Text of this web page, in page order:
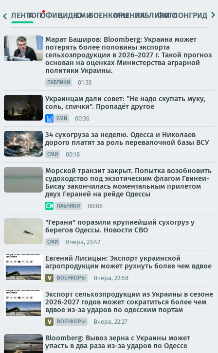
ЛЕНТАТОПОФИЦ.ВИДЕОСМИВОЕНКОРЫМНЕНИЯПАБЛИКИ
ФОТОЛОНГРИДЫ
Марат Баширов: Bloomberg: Украина может
потерять более половины экспорта
сельхозпродукции в 2026–2027 г. Такой прогноз
основан на оценках Министерства аграрной
политики Украины.
ПАБЛИКИ 01:33
Украинцам дали совет: "Не надо скупать муку,
соль, спички". Пропадёт другое
СМИ 00:36
34 сухогруза за неделю. Одесса и Николаев
дорого платят за роль перевалочной базы ВСУ
СМИ 00:18
Морской транзит закрыт. Попытка возобновить
судоходство под экзотическим флагом Гвинеи-
Бисау закончилась моментальным прилетом
двух Гераней на рейде Одессы
ПАБЛИКИ 00:06
"Герани" поразили крупнейший сухогруз у
берегов Одессы. Новости СВО
СМИ Вчера, 23:42
Евгений Лисицын: Экспорт украинской
агропродукции может рухнуть более чем вдвое
ВОЕНКОРЫ Вчера, 22:58
Экспорт сельхозпродукции из Украины в сезоне
2026-2027 годов может сократиться более чем
вдвое из-за ударов по одесским портам
ВОЕНКОРЫ Вчера, 22:27
Bloomberg: Вывоз зерна с Украины может
упасть в два раза из-за ударов по Одессе